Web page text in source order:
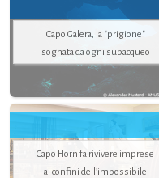
Capo Galera, la "prigione"
sognata da ogni subacqueo
Capo Horn fa rivivere imprese
ai confini dell’impossibile